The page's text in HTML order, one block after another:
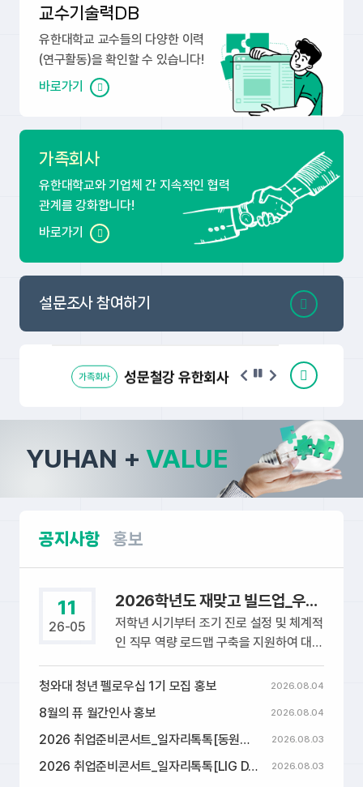
교수기술력DB
유한대학교 교수들의 다양한 이력
(연구활동)을 확인할 수 있습니다!
바로가기
가족회사
유한대학교와 기업체 간 지속적인 협력
관계를 강화합니다!
바로가기
설문조사 참여하기
(주)아티드
가족회사 성문철강 유한회사
섬유제품 제조
스튜디오 폼기버(studio formgiver)
가족회사 (주)시공테크
YUHAN +VALUE
공지사항 홍보
11
26-05
2026학년도 재맞고 빌드업_우리끼리스펙업(자기주도적역량강화프로그램) 참여 안..
저학년 시기부터 조기 진로 설정 및 체계적
인 직무 역량 로드맵 구축을 지원하여 대학
프로그램입니다.재학생 (저학년) 여러분들
면, 지금 바로 도전해보세요!참여신청 링크
https://forms.gle/EgnXVJ1fbFwBA
U1o9
청와대 청년 펠로우십 1기 모집 홍보 2026.08.04
8월의 퓨 월간인사 홍보 2026.08.04
2026 취업준비콘서트_일자리톡톡[동원그룹] 2026.08.03
2026 취업준비콘서트_일자리톡톡[LIG DA] 2026.08.03